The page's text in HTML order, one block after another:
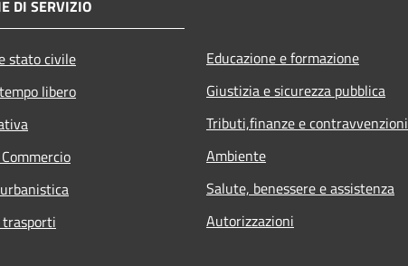
DI SERVIZIO
stato civile
libero
Educazione e formazione
Giustizia e sicurezza pubblica
Tributi,finanze e contravvenzioni
Ambiente
Salute, benessere e assistenza
Autorizzazioni